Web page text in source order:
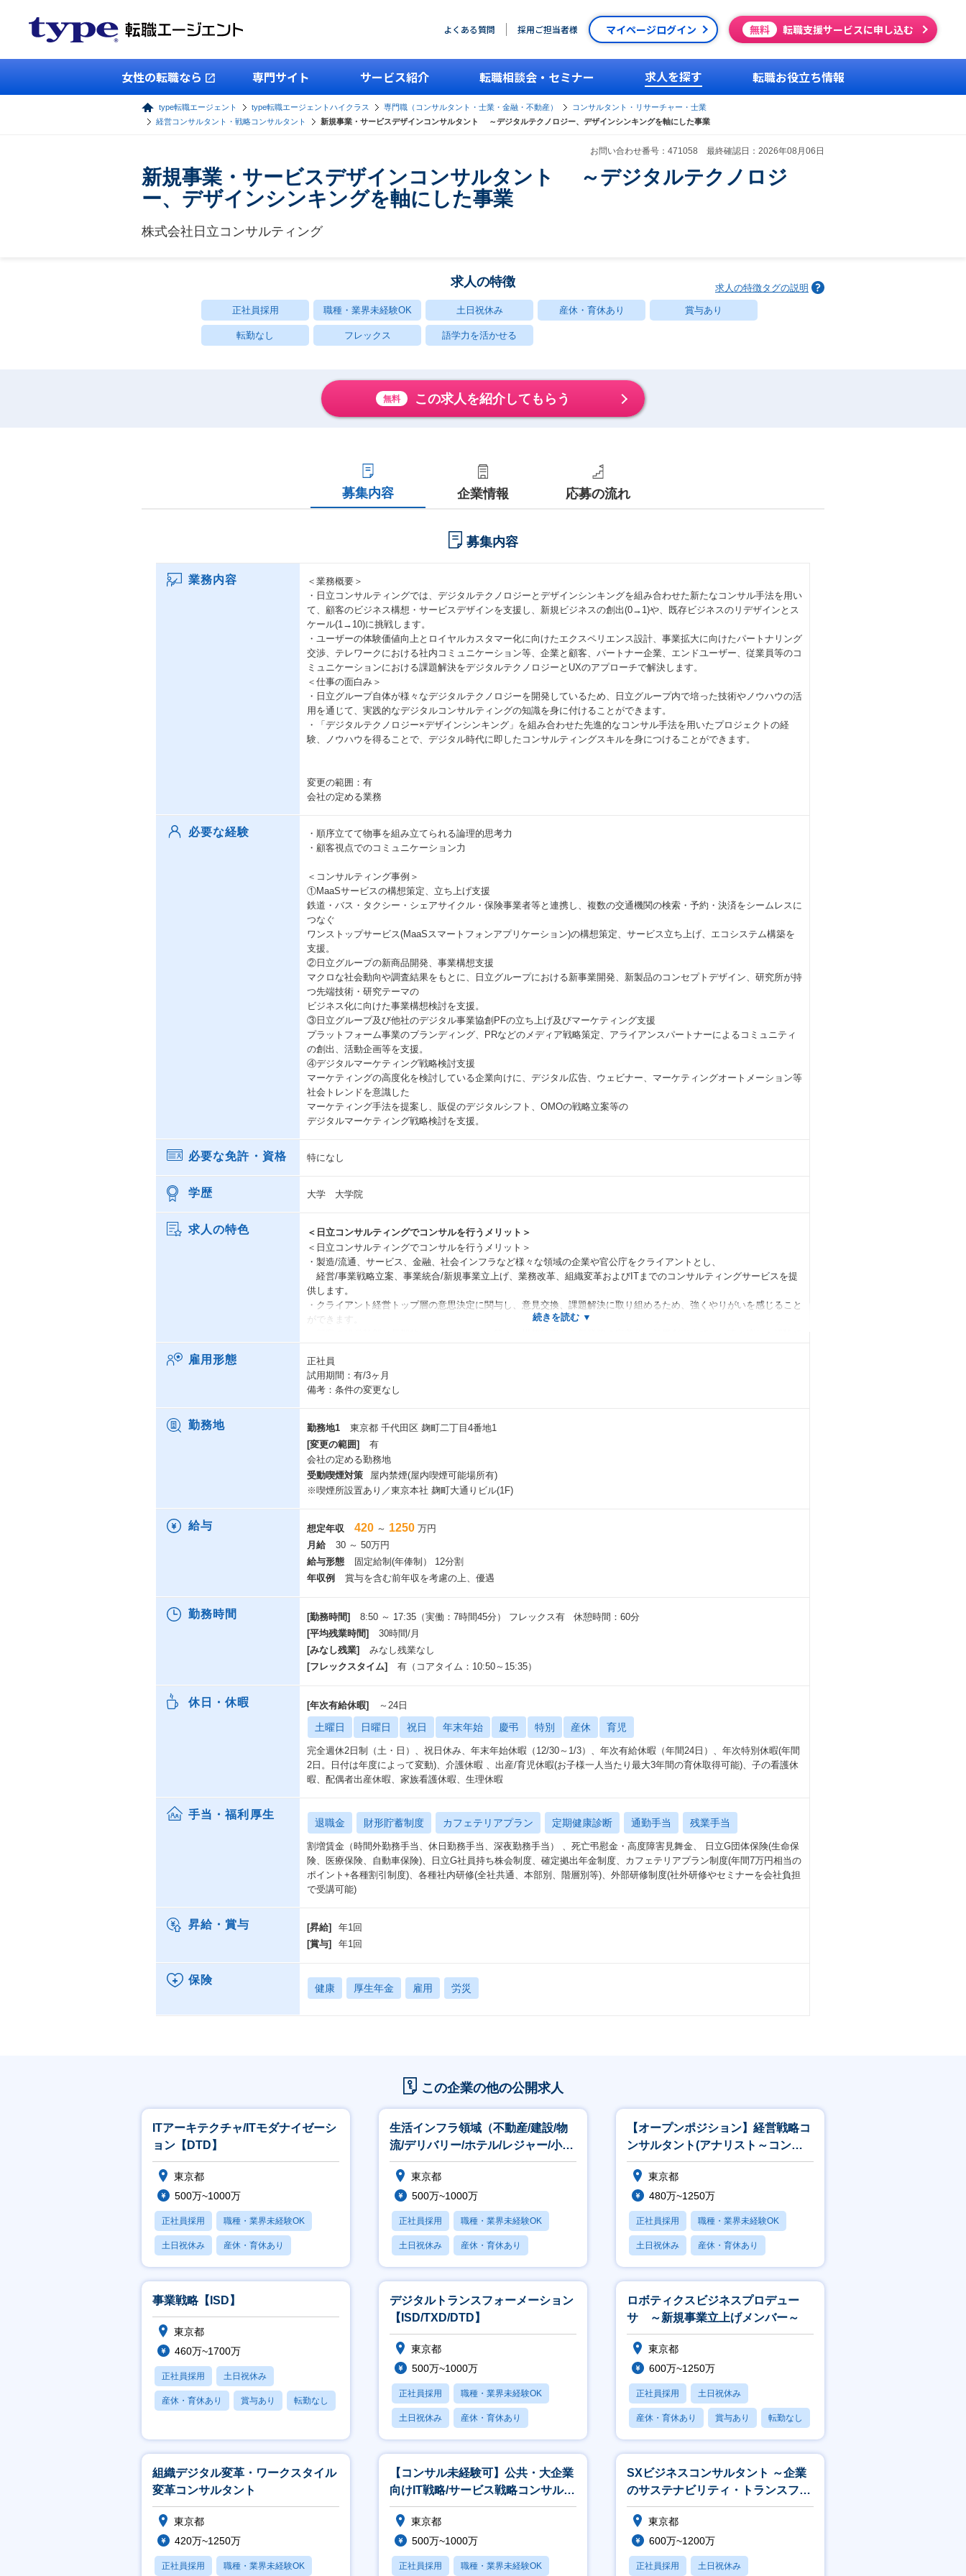
よくある質問 採用ご担当者様 マイページログイン 無料 転職支援サービスに申し込む
女性の転職なら 専門サイト サービス紹介 転職相談会・セミナー 求人を探す 転職お役立ち情報
type転職エージェント type転職エージェントハイクラス 専門職（コンサルタント・士業・金融・不動産）
コンサルタント・リサーチャー・士業
経営コンサルタント・戦略コンサルタント
新規事業・サービスデザインコンサルタント ～デジタルテクノロジー、デザインシンキングを軸にした事業
お問い合わせ番号：471058 最終確認日：2026年08月06日
新規事業・サービスデザインコンサルタント ～デジタルテクノロジ
ー、デザインシンキングを軸にした事業
株式会社日立コンサルティング
求人の特徴 求人の特徴タグの説明
正社員採用 職種・業界未経験OK 土日祝休み 産休・育休あり 賞与あり
転勤なし フレックス 語学力を活かせる
無料 この求人を紹介してもらう
募集内容 企業情報 応募の流れ
募集内容
業務内容
＜業務概要＞
・日立コンサルティングでは、デジタルテクノロジーとデザインシンキングを組み合わせた新たなコンサル手法を用い
て、顧客のビジネス構想・サービスデザインを支援し、新規ビジネスの創出(0→1)や、既存ビジネスのリデザインとス
ケール(1→10)に挑戦します。
・ユーザーの体験価値向上とロイヤルカスタマー化に向けたエクスペリエンス設計、事業拡大に向けたパートナリング
交渉、テレワークにおける社内コミュニケーション等、企業と顧客、パートナー企業、エンドユーザー、従業員等のコ
ミュニケーションにおける課題解決をデジタルテクノロジーとUXのアプローチで解決します。
＜仕事の面白み＞
・日立グループ自体が様々なデジタルテクノロジーを開発しているため、日立グループ内で培った技術やノウハウの活
用を通じて、実践的なデジタルコンサルティングの知識を身に付けることができます。
・「デジタルテクノロジー×デザインシンキング」を組み合わせた先進的なコンサル手法を用いたプロジェクトの経
験、ノウハウを得ることで、デジタル時代に即したコンサルティングスキルを身につけることができます。
変更の範囲：有
会社の定める業務
必要な経験
・順序立てて物事を組み立てられる論理的思考力
・顧客視点でのコミュニケーション力
＜コンサルティング事例＞
①MaaSサービスの構想策定、立ち上げ支援
鉄道・バス・タクシー・シェアサイクル・保険事業者等と連携し、複数の交通機関の検索・予約・決済をシームレスに
つなぐ
ワンストップサービス(MaaSスマートフォンアプリケーション)の構想策定、サービス立ち上げ、エコシステム構築を
支援。
②日立グループの新商品開発、事業構想支援
マクロな社会動向や調査結果をもとに、日立グループにおける新事業開発、新製品のコンセプトデザイン、研究所が持
つ先端技術・研究テーマの
ビジネス化に向けた事業構想検討を支援。
③日立グループ及び他社のデジタル事業協創PFの立ち上げ及びマーケティング支援
プラットフォーム事業のブランディング、PRなどのメディア戦略策定、アライアンスパートナーによるコミュニティ
の創出、活動企画等を支援。
④デジタルマーケティング戦略検討支援
マーケティングの高度化を検討している企業向けに、デジタル広告、ウェビナー、マーケティングオートメーション等
社会トレンドを意識した
マーケティング手法を提案し、販促のデジタルシフト、OMOの戦略立案等の
デジタルマーケティング戦略検討を支援。
必要な免許・資格 特になし
学歴 大学 大学院
求人の特色
＜日立コンサルティングでコンサルを行うメリット＞
＜日立コンサルティングでコンサルを行うメリット＞
・製造/流通、サービス、金融、社会インフラなど様々な領域の企業や官公庁をクライアントとし、
経営/事業戦略立案、事業統合/新規事業立上げ、業務改革、組織変革およびITまでのコンサルティングサービスを提
供します。
・クライアント経営トップ層の意思決定に関与し、意見交換、課題解決に取り組めるため、強くやりがいを感じること
ができます。
※プログラミング等のシステム開発工程はグループ企業が担うため、当社のコンサルタントは担当しません。
・国内最大級のメーカー/インフラ企業である日立製作所、及び日立グループが持つ知見／技術・人脈が活用可能であ
り、
・日立グループ自体が様々なデジタルテクノロジーを開発しているため、日立グループ内で培った技術やノウハウの活
用を通じて、
実践的なデジタルコンサルティングの知識を身に付けることができます。
・若手や女性も多く、多種多様なバックグラウンドを持つ方が在籍しており、フラットで活力の溢れる組織です
（組織構成：中途入社70％、新卒入社者15％、日立グループ出身者15％）。
また、多彩なメンバーを支える働き方改革の取組みを進めており、個々人に合った働き方の実現を目指しています。
＜働きやすさ＞ ※未経験枠は多少変更箇所ができる可能性もございます
【働き方】
①リモート ②産育休後のフォロー
22年度の実績は、88％リモート勤務 ・時短勤務可能 ・お子さんが小学校を卒業するま
12％は、管理職層が時々出社している為 ・時短したくない方はフルでフレックスを活用しな
がら働く
コンサル～シニアコンサル職位はほぼリモート →上記2点は選択可能
また、会社もリモートを推奨している ・産前産後に体調をくずされた場合は、遅刻や欠勤
扱いにせず通常勤務でカウント
29時間（富士通の残業は３５時間と記載）
なぜここまで少ないのかの理由もしっかりあります！（理由がない企業が多いです！）
計画通りに仕事を受けることを徹底されており、遂行できる無理の無い期間で対応を進めている
むちゃな対応はしないよう、突発的な対応が起きないよう工夫している
④女性の活躍事例
平均年齢が38歳程度なので→子育ての世代の社員が多い
もちろん男性も子育てに協力的な方が多く休みを取っている
リモートで赤ちゃんの声が聞こえながら仕事をしている方も
本部長も女性で、子供を送ってから勤務している 等理解がある
⑤サテライトオフィス ⑥地方勤務の方も
自由に活用することが可能、都内近郊で700箇所ある 群馬、静岡、金沢社員などもいらっしゃる
【研修制度】
・研修
∟ 日立グループが用意している研修
日立アカデミーという会社があり研修を専門にしている会社、グループ社員は受けられる
雇用形態
正社員
試用期間：有/3ヶ月
備考：条件の変更なし
勤務地 勤務地1
東京都 千代田区 麹町二丁目4番地1
[変更の範囲]
有
会社の定める勤務地
受動喫煙対策
屋内禁煙(屋内喫煙可能場所有)
※喫煙所設置あり／東京本社 麹町大通りビル(1F)
給与 想定年収 420 ～ 1250 万円
月給
30 ～ 50万円
給与形態
固定給制(年俸制） 12分割
年収例
賞与を含む前年収を考慮の上、優遇
勤務時間 [勤務時間]
8:50 ～ 17:35（実働：7時間45分） フレックス有 休憩時間：60分
[平均残業時間]
30時間/月
[みなし残業]
みなし残業なし
[フレックスタイム]
有（コアタイム：10:50～15:35）
休日・休暇 [年次有給休暇] ～24日
土曜日 日曜日 祝日 年末年始 慶弔 特別 産休 育児
完全週休2日制（土・日）、祝日休み、年末年始休暇（12/30～1/3）、年次有給休暇（年間24日）、年次特別休暇(年間
2日。日付は年度によって変動)、介護休暇 、出産/育児休暇(お子様一人当たり最大3年間の育休取得可能)、子の看護休
暇、配偶者出産休暇、家族看護休暇、生理休暇
手当・福利厚生
退職金 財形貯蓄制度 カフェテリアプラン 定期健康診断 通勤手当 残業手当
割増賃金（時間外勤務手当、休日勤務手当、深夜勤務手当） 、死亡弔慰金・高度障害見舞金、 日立G団体保険(生命保
険、医療保険、自動車保険)、日立G社員持ち株会制度、確定拠出年金制度、カフェテリアプラン制度(年間7万円相当の
ポイント+各種割引制度)、各種社内研修(全社共通、本部別、階層別等)、外部研修制度(社外研修やセミナーを会社負担
で受講可能)
昇給・賞与 [昇給]
年1回
[賞与]
年1回
保険
健康 厚生年金 雇用 労災
この企業の他の公開求人
ITアーキテクチャ/ITモダナイゼーシ
ョン【DTD】
東京都
500万~1000万
正社員採用 職種・業界未経験OK
土日祝休み 産休・育休あり
賞与あり
生活インフラ領域（不動産/建設/物
流/デリバリー/ホテル/レジャー/小
売）【CTD】
東京都
500万~1000万
正社員採用 職種・業界未経験OK
土日祝休み 産休・育休あり
賞与あり
【オープンポジション】経営戦略コ
ンサルタント(アナリスト～コンサ
ルタント)※時短OK／リモート82％
東京都
480万~1250万
正社員採用 職種・業界未経験OK
土日祝休み 産休・育休あり
賞与あり
事業戦略【ISD】
東京都
460万~1700万
正社員採用 土日祝休み
産休・育休あり 賞与あり 転勤なし
デジタルトランスフォーメーション
【ISD/TXD/DTD】
東京都
500万~1000万
正社員採用 職種・業界未経験OK
土日祝休み 産休・育休あり
賞与あり
ロボティクスビジネスプロデュー
サ ～新規事業立上げメンバー～
東京都
600万~1250万
正社員採用 土日祝休み
産休・育休あり 賞与あり 転勤なし
組織デジタル変革・ワークスタイル
変革コンサルタント
東京都
420万~1250万
正社員採用 職種・業界未経験OK
【コンサル未経験可】公共・大企業
向けIT戦略/サービス戦略コンサルタ
ント (DX、IoT、生成AI等
東京都
500万~1000万
正社員採用 職種・業界未経験OK
SXビジネスコンサルタント ～企業
のサステナビリティ・トランスフォ
ーメーションを支援～
東京都
600万~1200万
正社員採用 土日祝休み